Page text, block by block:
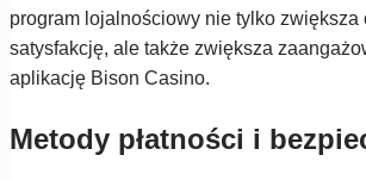
program lojalnościowy nie tylko zwiększa
satysfakcję, ale także zwiększa
aplikację Bison Casino.
Metody płatności i